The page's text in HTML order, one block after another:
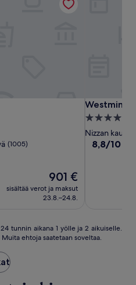
Hotel
Le
Negresco
(1005)
Hinta
on
901 €
901 €
sisältää verot ja maksut
23.8.–24.8.
Hotel
&
Spa
Nice
4.0
tähden
Nizzan
8.8
8,8/10
tunnin aikana 1 yölle ja 2 aikuiselle.
ehtoja saatetaan soveltaa.